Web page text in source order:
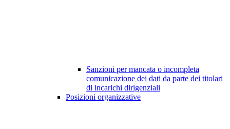
Sanzioni per mancata o incompleta
comunicazione dei dati da parte dei titolari
di incarichi dirigenziali
Posizioni organizzative